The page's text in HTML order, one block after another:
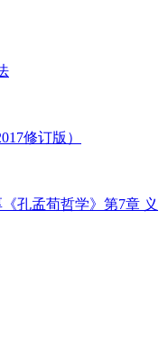
修订版）
《孔孟荀哲学》第7章 义